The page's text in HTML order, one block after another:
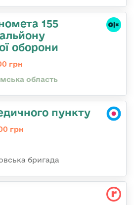
155
оборони
грн
область
пункту
грн
бригада